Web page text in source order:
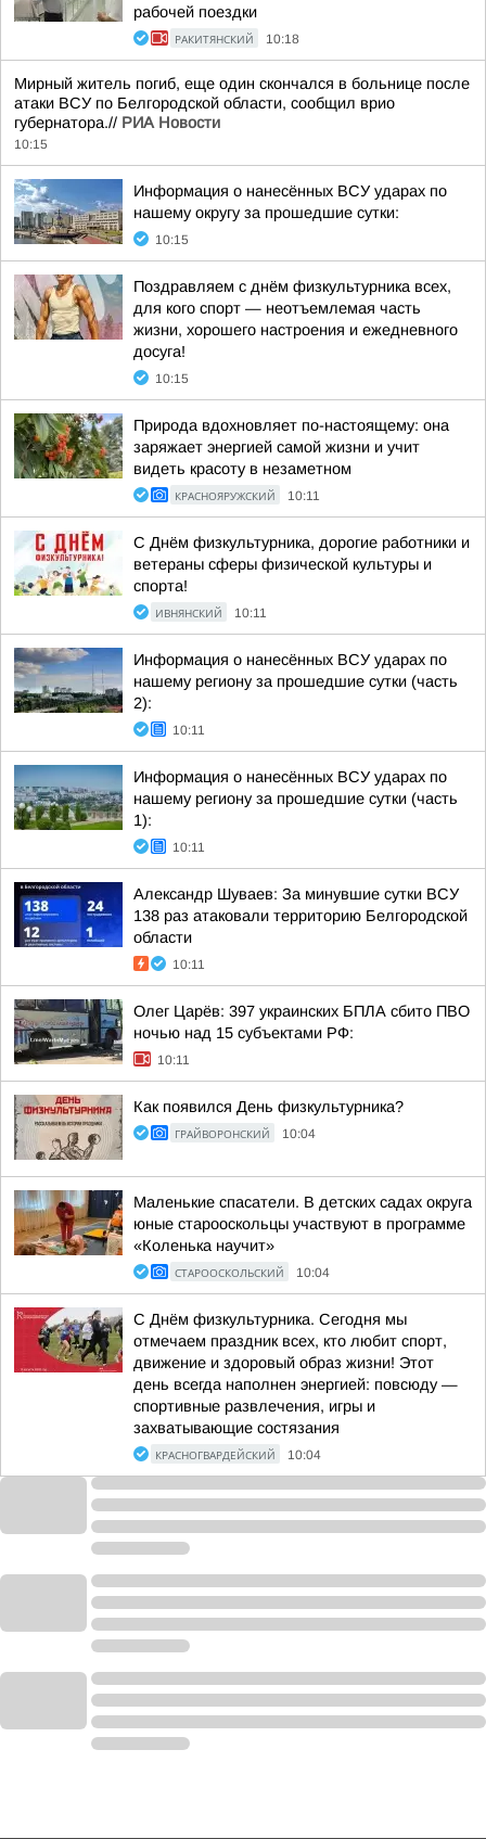
рабочей поездки
РАКИТЯНСКИЙ 10:18
Мирный житель погиб, еще один скончался в больнице после
атаки ВСУ по Белгородской области, сообщил врио
губернатора.// РИА Новости
10:15
Информация о нанесённых ВСУ ударах по
нашему округу за прошедшие сутки:
10:15
Поздравляем с днём физкультурника всех,
для кого спорт — неотъемлемая часть
жизни, хорошего настроения и ежедневного
досуга!
10:15
Природа вдохновляет по-настоящему: она
заряжает энергией самой жизни и учит
видеть красоту в незаметном
КРАСНОЯРУЖСКИЙ 10:11
С Днём физкультурника, дорогие работники и
ветераны сферы физической культуры и
спорта!
ИВНЯНСКИЙ 10:11
Информация о нанесённых ВСУ ударах по
нашему региону за прошедшие сутки (часть
2):
10:11
Информация о нанесённых ВСУ ударах по
нашему региону за прошедшие сутки (часть
1):
10:11
Александр Шуваев: За минувшие сутки ВСУ
138 раз атаковали территорию Белгородской
области
10:11
Олег Царёв: 397 украинских БПЛА сбито ПВО
ночью над 15 субъектами РФ:
10:11
Как появился День физкультурника?
ГРАЙВОРОНСКИЙ 10:04
Маленькие спасатели. В детских садах округа
юные старооскольцы участвуют в программе
«Коленька научит»
СТАРООСКОЛЬСКИЙ 10:04
С Днём физкультурника. Сегодня мы
отмечаем праздник всех, кто любит спорт,
движение и здоровый образ жизни! Этот
день всегда наполнен энергией: повсюду —
спортивные развлечения, игры и
захватывающие состязания
КРАСНОГВАРДЕЙСКИЙ 10:04